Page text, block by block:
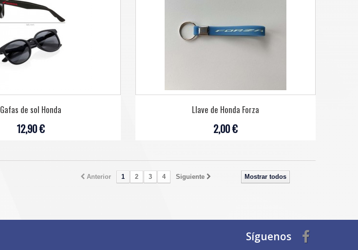
Gafas de sol Honda
12,90 €
Llave de Honda Forza
2,00 €
Mostrar todos
Anterior 1 2 3 4 Siguiente
Síguenos